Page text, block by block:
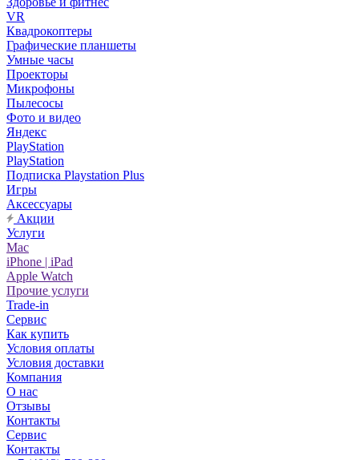
VR
Квадрокоптеры
Графические планшеты
Умные часы
Проекторы
Микрофоны
Пылесосы
Фото и видео
Яндекс
PlayStation
PlayStation
Подписка Playstation Plus
Игры
Аксессуары
Акции
Услуги
Mac
iPhone | iPad
Apple Watch
Прочие услуги
Trade-in
Сервис
Как купить
Условия оплаты
Условия доставки
Компания
О нас
Отзывы
Контакты
Сервис
Контакты